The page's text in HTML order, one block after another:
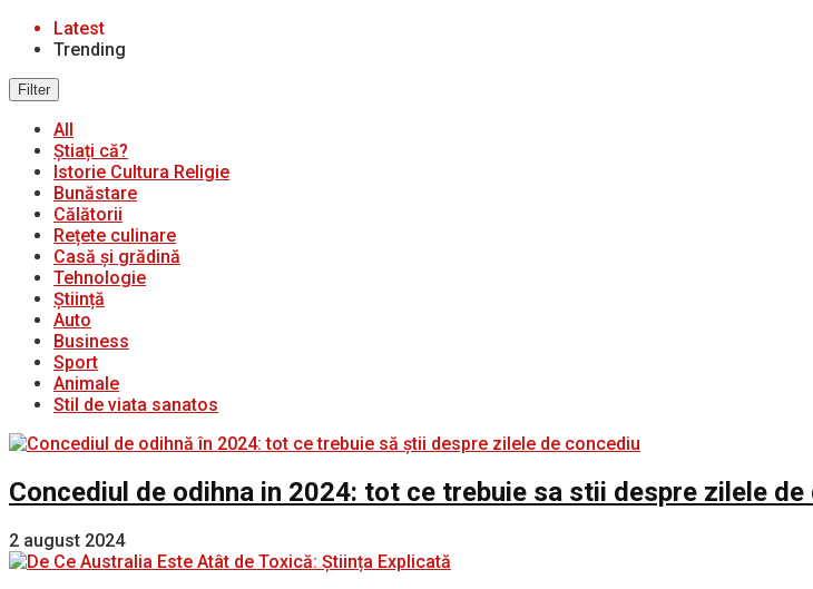
Latest
Trending
Filter
All
Știați că?
Istorie Cultura Religie
Bunăstare
Călătorii
Rețete culinare
Casă și grădină
Tehnologie
Știință
Auto
Business
Sport
Animale
Stil de viata sanatos
Concediul de odihna in 2024: tot ce trebuie sa stii despre zilele de
2 august 2024